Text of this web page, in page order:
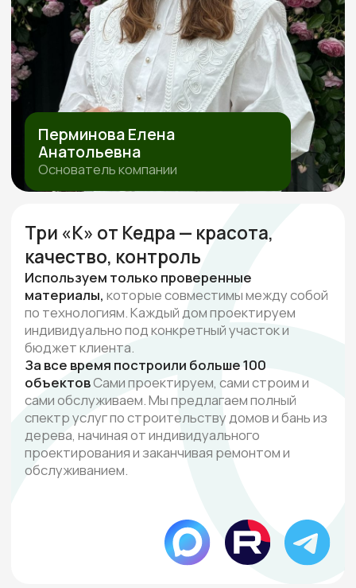
ИП Перминова Елена Анатольевна
ИНН 432600976126, ОГРНИП
315231500017916
СОГЛАСИЕ НА ОБРАБОТКУ ПЕРСОНАЛЬНЫХ ДАННЫХ
ПОЛИТИКА ОБРАБОТКИ ПЕРСОНАЛЬНЫХ ДАННЫХ